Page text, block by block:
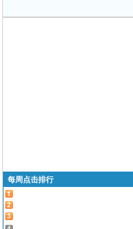
每周点击排行